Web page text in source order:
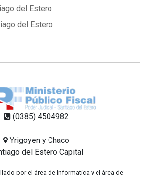
del Estero
del Estero
(0385) 4504982
Yrigoyen y Chaco
del Estero Capital
por el área de Informatica y el área de